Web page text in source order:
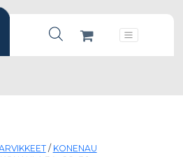
Products search
/ KONENAU